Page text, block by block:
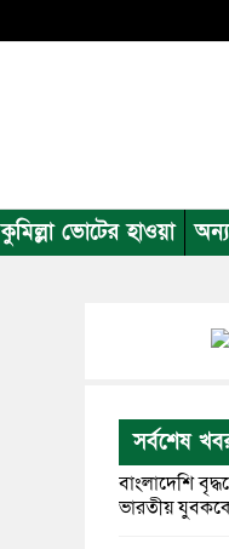
কুমিল্লা ভোটের হাওয়া
সর্বশেষ
বাংলাদেশি
ভারতীয়